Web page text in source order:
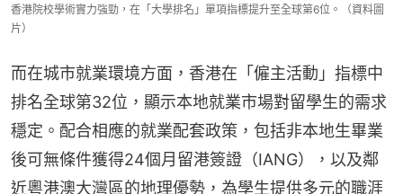
香港院校學術實力強勁，在「大學排名」單項指標提升至全球第6位。（資料圖
片）
而在城市就業環境方面，香港在「僱主活動」指標中
排名全球第32位，顯示本地就業市場對留學生的需求
穩定。配合相應的就業配套政策，包括非本地生畢業
後可無條件獲得24個月留港簽證（IANG），以及鄰
近粵港澳大灣區的地理優勢，為學生提供多元的職涯